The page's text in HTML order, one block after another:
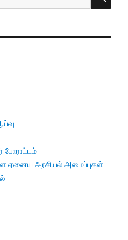
போராட்டம்
ஏனைய அரசியல் அமைப்புகள்